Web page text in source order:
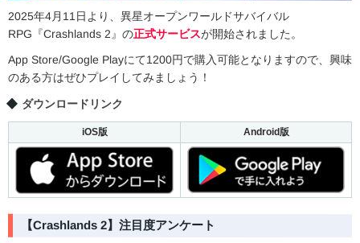
2025年4月11日より、異星オープンワールドサバイバル
RPG『Crashlands 2』の正式サービスが開始されました。
App Store/Google Playにて1200円で購入可能となりますので、興味
のある方はぜひプレイしてみましょう！
ダウンロードリンク
iOS版 Android版
【Crashlands 2】注目度アンケート